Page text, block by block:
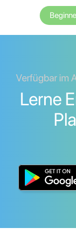
Verfügbar im
Lerne